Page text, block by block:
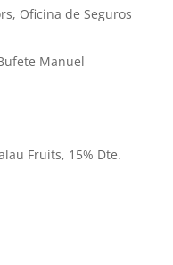
Oficina de Seguros
Manuel
Fruits, 15% Dte.